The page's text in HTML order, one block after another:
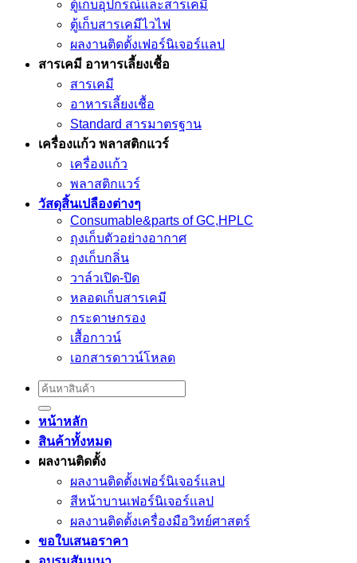
ตู้เก็บอุปกรณ์เเละสารเคมี
ตู้เก็บสารเคมีไวไฟ
ผลงานติดตั้งเฟอร์นิเจอร์เเลป
สารเคมี อาหารเลี้ยงเชื้อ
สารเคมี
อาหารเลี้ยงเชื้อ
Standard สารมาตรฐาน
เครื่องเเก้ว พลาสติกแวร์
เครื่องเเก้ว
พลาสติกแวร์
วัสดุสิ้นเปลืองต่างๆ
Consumable&parts of GC,HPLC
ถุงเก็บตัวอย่างอากาศ
ถุงเก็บกลิ่น
วาล์วเปิด-ปิด
หลอดเก็บสารเคมี
กระดาษกรอง
เสื้อกาวน์
เอกสารดาวน์โหลด
Search
for:
หน้าหลัก
สินค้าทั้งหมด
ผลงานติดตั้ง
ผลงานติดตั้งเฟอร์นิเจอร์เเลป
สีหน้าบานเฟอร์นิเจอร์เเลป
ผลงานติดตั้งเครื่องมือวิทย์ศาสตร์
ขอใบเสนอราคา